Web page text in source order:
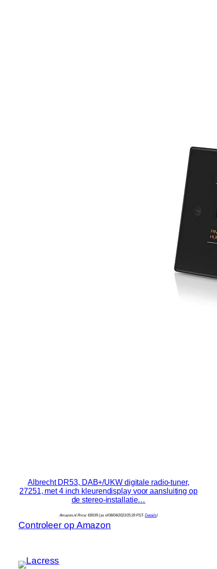
Albrecht DR53, DAB+/UKW digitale radio-tuner,
27251, met 4 inch kleurendisplay voor aansluiting op
de stereo-installatie…
Amazon.nl Price: €89.99(as of 08/04/2023 05:39 PST-Details)
Controleer op Amazon